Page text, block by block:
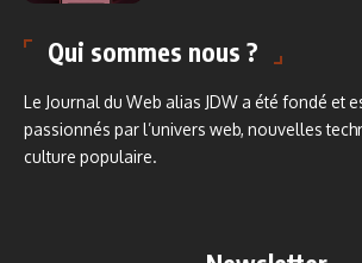
Qui sommes nous ?
Le Journal du Web alias JDW a été fondé et
passionnés par l’univers web, nouvelles
culture populaire.